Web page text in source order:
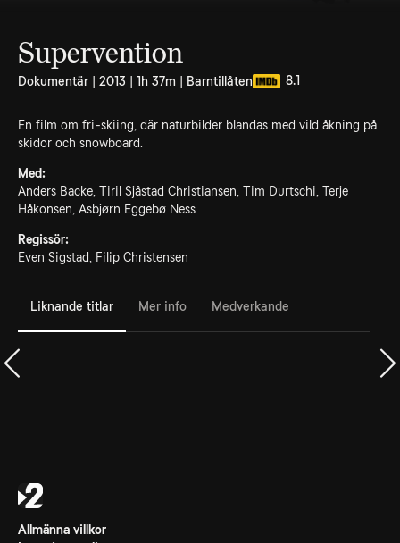
Supervention
Dokumentär | 2013 | 1h 37m | Barntillåten 8.1
En film om fri-skiing, där naturbilder blandas med vild åkning på
skidor och snowboard.
Med:
Anders Backe, Tiril Sjåstad Christiansen, Tim Durtschi, Terje
Håkonsen, Asbjørn Eggebø Ness
Regissör:
Even Sigstad, Filip Christensen
Liknande titlar Mer info Medverkande
Allmänna villkor